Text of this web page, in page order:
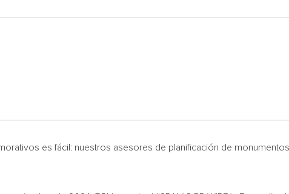
es fácil: nuestros asesores de planificación de